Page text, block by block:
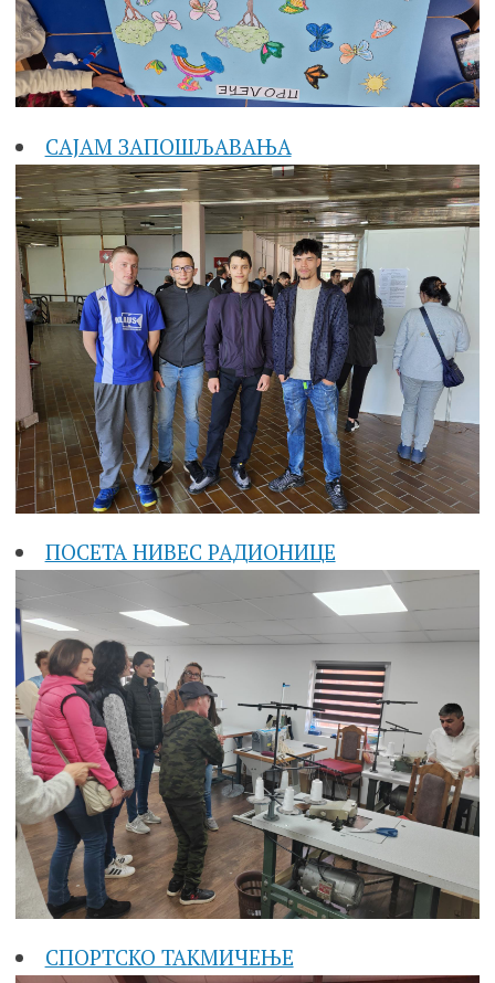
САЈАМ ЗАПОШЉАВАЊА
ПОСЕТА НИВЕС РАДИОНИЦЕ
СПОРТСКО ТАКМИЧЕЊЕ